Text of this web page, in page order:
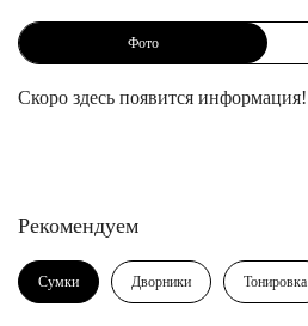
Фото
Скоро здесь появится информация!
Рекомендуем
Сумки Дворники Тонировка